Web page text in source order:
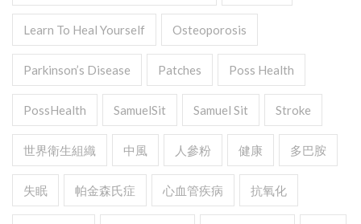
Learn To Heal Yourself Osteoporosis
Parkinson’s Disease Patches Poss Health
PossHealth SamuelSit Samuel Sit Stroke
世界衛生組織 中風 人參粉 健康 多巴胺
失眠 帕金森氏症 心血管疾病 抗氧化